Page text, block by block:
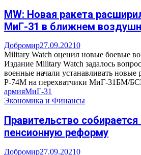
MW: Новая ракета
МиГ-31 в ближнем
Добромир27.09.20210
Military Watch оценил новые боевые
Издание Military Watch задалось
военные начали устанавливать новые
Р-74М на перехватчики МиГ-31БМ/
армияМиГ-31
Экономика и Финансы
Правительство
пенсионную реформу
Добромир27.09.20210